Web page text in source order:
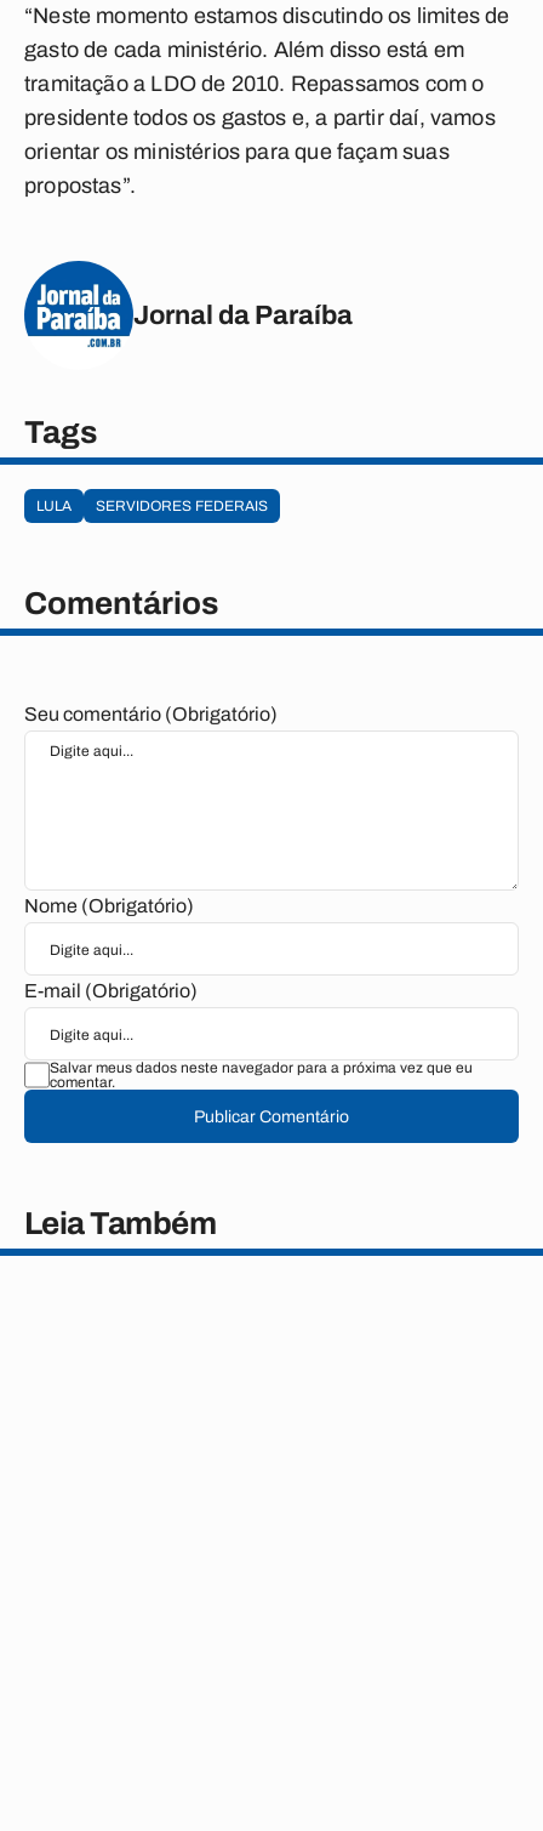
“Neste momento estamos discutindo os limites de
gasto de cada ministério. Além disso está em
tramitação a LDO de 2010. Repassamos com o
presidente todos os gastos e, a partir daí, vamos
orientar os ministérios para que façam suas
propostas”.
Jornal da Paraíba
Tags
LULA SERVIDORES FEDERAIS
Comentários
Seu comentário (Obrigatório)
Nome (Obrigatório)
E-mail (Obrigatório)
Salvar meus dados neste navegador para a próxima vez que eu
comentar.
Publicar Comentário
Leia Também